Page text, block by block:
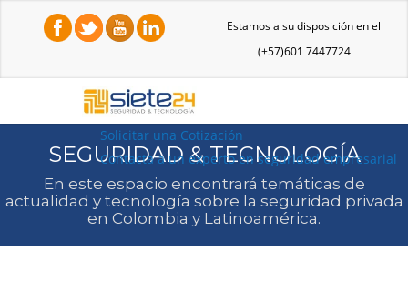
Estamos a su disposición en el
(+57)601 7447724
Solicitar una Cotización
Contacta a un experto en seguridad empresarial
SEGURIDAD & TECNOLOGÍA
En este espacio encontrará temáticas de
actualidad y tecnología sobre la seguridad privada
en Colombia y Latinoamérica.